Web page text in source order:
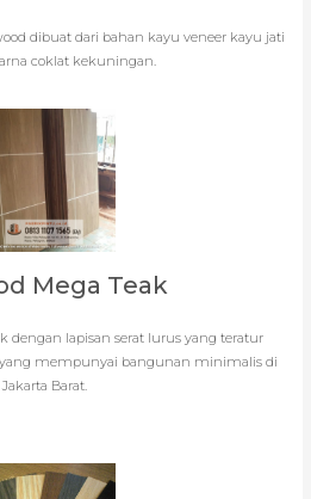
dibuat dari bahan kayu veneer kayu jati
coklat kekuningan.
Mega Teak
dengan lapisan serat lurus yang teratur
mempunyai bangunan minimalis di
Jakarta Barat.